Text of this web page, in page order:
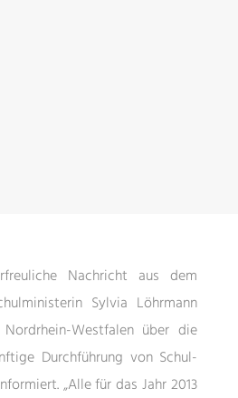
Nachricht aus dem
Sylvia Löhrmann
Westfalen über die
Durchführung von Schul-
„Alle für das Jahr 2013